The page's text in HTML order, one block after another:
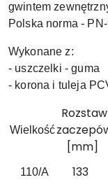
gwintem
Polska norma -
Wykonane z:
- uszczelki - guma
- korona i tuleja
Wielkość
Rozstaw
[mm]
110/A 133